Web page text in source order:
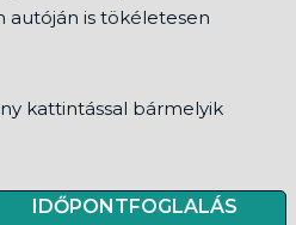
autóján is tökéletesen
kattintással bármelyik
IDŐPONTFOGLALÁS